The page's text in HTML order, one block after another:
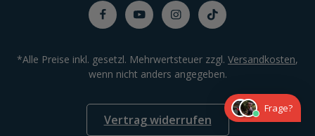
*Alle Preise inkl. gesetzl. Mehrwertsteuer zzgl. Versandkosten,
wenn nicht anders angegeben.
Vertrag widerrufen
Frage?